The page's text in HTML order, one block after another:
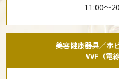
11:00〜
美容健康器具／ホ
VVF（電